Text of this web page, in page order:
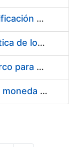
Servicio de Calibración y Verificación Externa de los Equipos de Medición del Servicio de Prevención de la FNMT-RCM
Conexión mediante Fibra Óptica de los Centros de Proceso de Datos (CPDs) de las sedes de la FNMT-RCM de Burgos y Madrid
Contratación de acuerdo marco para el Suministro de Material de Electricidad para la Fábrica Nacional de Moneda y Timbre-Real Casa de la Moneda en su centro de trabajo de Burgos
Suministro de estuches para moneda de 30 €